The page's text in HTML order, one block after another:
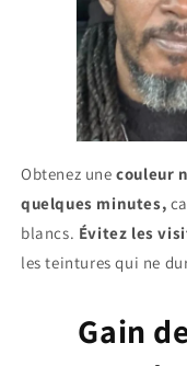
Obtenez unecouleur
quelques minutes,
blancs. Évitez les
les teintures qui ne
Gain